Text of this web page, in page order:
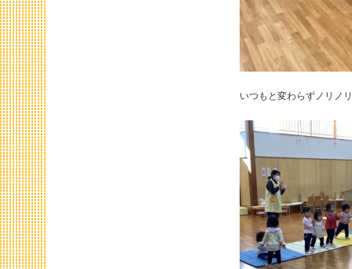
いつもと変わらずノリノ